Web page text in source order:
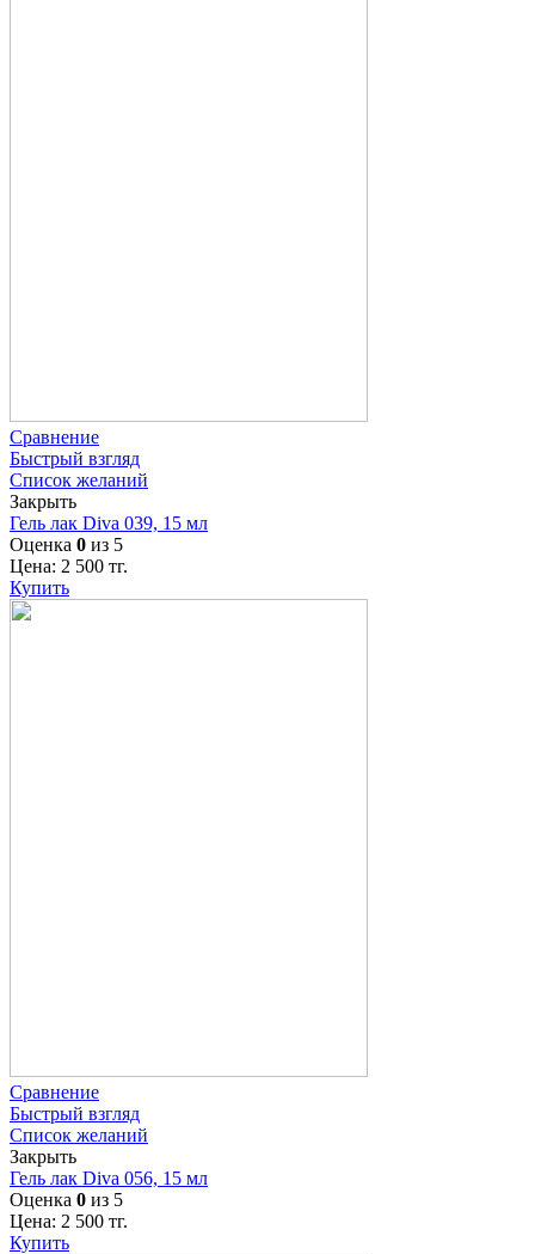
Сравнение
Быстрый взгляд
Список желаний
Закрыть
Гель лак Diva 039, 15 мл
Оценка 0 из 5
Цена: 2 500 тг.
Купить
Сравнение
Быстрый взгляд
Список желаний
Закрыть
Гель лак Diva 056, 15 мл
Оценка 0 из 5
Цена: 2 500 тг.
Купить